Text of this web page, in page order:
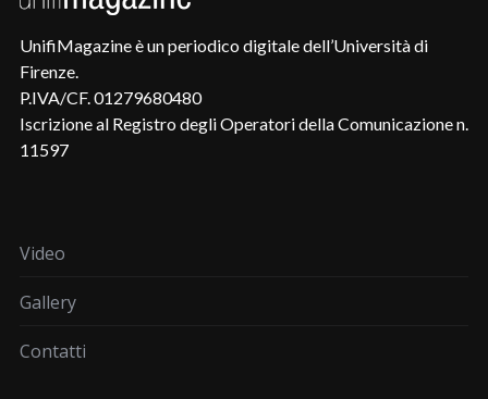
UnifiMagazine è un periodico digitale dell’Università di
Firenze.
P.IVA/CF. 01279680480
Iscrizione al Registro degli Operatori della Comunicazione n.
11597
Video
Gallery
Contatti